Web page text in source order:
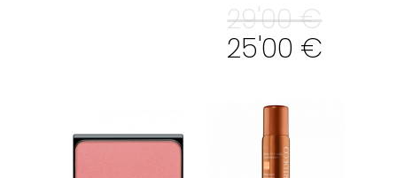
29'00€
25'00 €